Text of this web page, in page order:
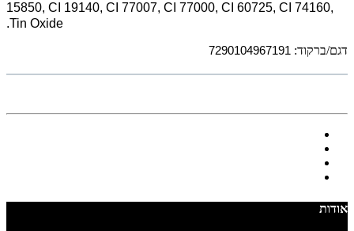
15850, CI 19140, CI 77007, CI 77000, CI 60725, CI 74160,
Tin Oxide.
דגם/ברקוד: 7290104967191
אודות